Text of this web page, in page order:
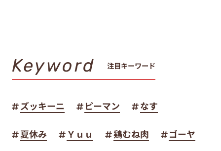
Keyword 注目キーワード
ズッキーニ ピーマン なす
夏休み Ｙｕｕ 鶏むね肉 ゴーヤ